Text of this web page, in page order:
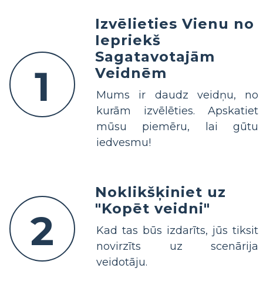
1
Izvēlieties Vienu no
Iepriekš
Sagatavotajām
Veidnēm
Mums ir daudz veidņu, no
kurām izvēlēties. Apskatiet
mūsu piemēru, lai gūtu
iedvesmu!
2
Noklikšķiniet uz
"Kopēt veidni"
Kad tas būs izdarīts, jūs tiksit
novirzīts uz scenārija
veidotāju.